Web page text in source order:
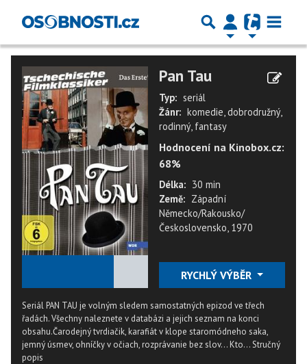
Pan Tau
Typ: seriál
Žánr: komedie, dobrodružný,
rodinný, fantasy
Hodnocení na Kinobox.cz:
68%
Délka: 30 min
Země: Západní
Německo/Rakousko/
Československo, 1970
RYCHLÝ VÝBĚR
Seriál PAN TAU je volným sledem samostatných epizod ve třech
řadách. Všechny naleznete v databázi a jejich seznam na konci
obsahu.Čarodejný tvrdiačik, karafiát v klope staromódneho saka,
jemný úsmev, ohníčky v očiach, rozprávanie bez slov... Kto...Stručný
popis